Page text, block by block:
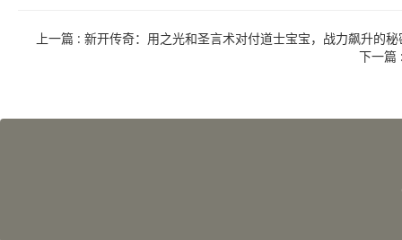
上一篇 : 新开传奇：用之光和圣言术对付道士宝宝，战力飙升的秘
下一篇